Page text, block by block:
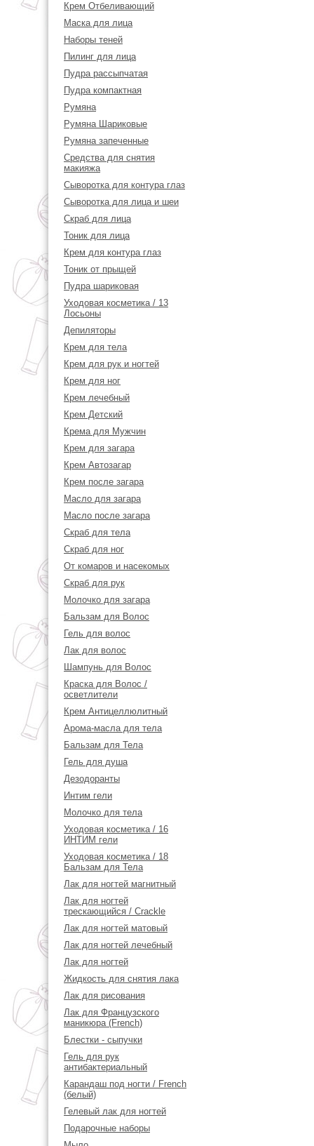
Крем Отбеливающий
Маска для лица
Наборы теней
Пилинг для лица
Пудра рассыпчатая
Пудра компактная
Румяна
Румяна Шариковые
Румяна запеченные
Средства для снятия
макияжа
Сыворотка для контура глаз
Сыворотка для лица и шеи
Скраб для лица
Тоник для лица
Крем для контура глаз
Тоник от прыщей
Пудра шариковая
Уходовая косметика / 13
Лосьоны
Депиляторы
Крем для тела
Крем для рук и ногтей
Крем для ног
Крем лечебный
Крем Детский
Крема для Мужчин
Крем для загара
Крем Автозагар
Крем после загара
Масло для загара
Масло после загара
Скраб для тела
Скраб для ног
От комаров и насекомых
Скраб для рук
Молочко для загара
Бальзам для Волос
Гель для волос
Лак для волос
Шампунь для Волос
Краска для Волос /
осветлители
Крем Антицеллюлитный
Арома-масла для тела
Бальзам для Тела
Гель для душа
Дезодоранты
Интим гели
Молочко для тела
Уходовая косметика / 16
ИНТИМ гели
Уходовая косметика / 18
Бальзам для Тела
Лак для ногтей магнитный
Лак для ногтей
трескающийся / Crackle
Лак для ногтей матовый
Лак для ногтей лечебный
Лак для ногтей
Жидкость для снятия лака
Лак для рисования
Лак для Французского
маникюра (French)
Блестки - сыпучки
Гель для рук
антибактериальный
Карандаш под ногти / French
(белый)
Гелевый лак для ногтей
Подарочные наборы